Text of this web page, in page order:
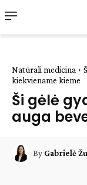
Natūrali medicina
kiekviename kieme
Ši gėlė
auga
By Gabrielė